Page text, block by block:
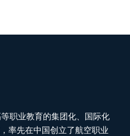
职业教育的集团化、国际化
率先在中国创立了航空职业